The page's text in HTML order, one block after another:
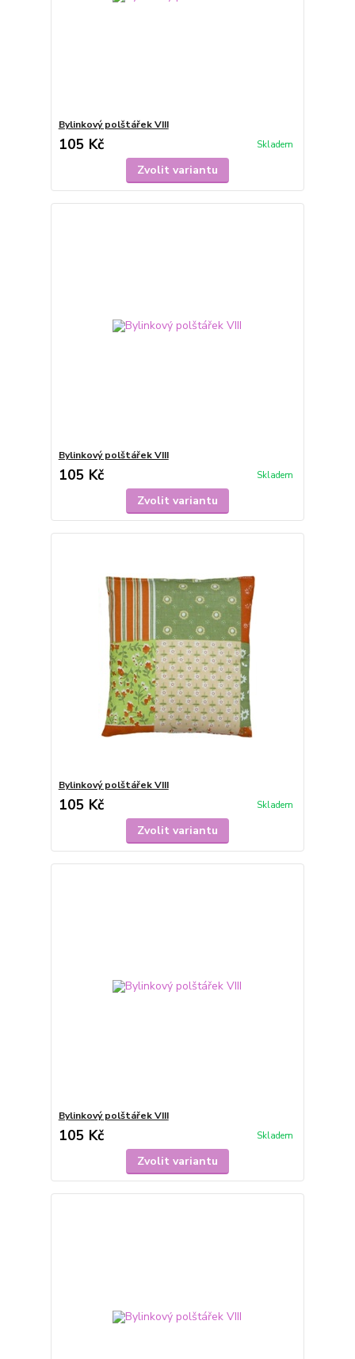
Bylinkový polštářek VIII
105 Kč Skladem
Zvolit variantu
Bylinkový polštářek VIII
105 Kč Skladem
Zvolit variantu
Bylinkový polštářek VIII
105 Kč Skladem
Zvolit variantu
Bylinkový polštářek VIII
105 Kč Skladem
Zvolit variantu